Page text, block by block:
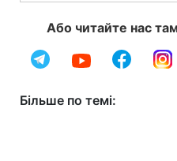
Або читайте нас
Більше по темі: